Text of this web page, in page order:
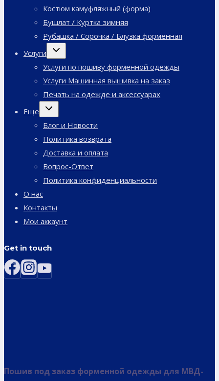
Костюм камуфляжный (форма)
Бушлат / Куртка зимняя
Рубашка / Сорочка / Блузка форменная
Услуги
Переключить
дочернее
Услуги по пошиву форменной одежды
Услуги Машинная вышивка на заказ
Печать на одежде и аксессуарах
Еще
Переключить
дочернее
Блог и Новости
Политика возврата
Доставка и оплата
Вопрос-Ответ
Политика конфиденциальности
О нас
Контакты
Мои аккаунт
Get in touch
Пошив под заказ форменной одежды для МВД-